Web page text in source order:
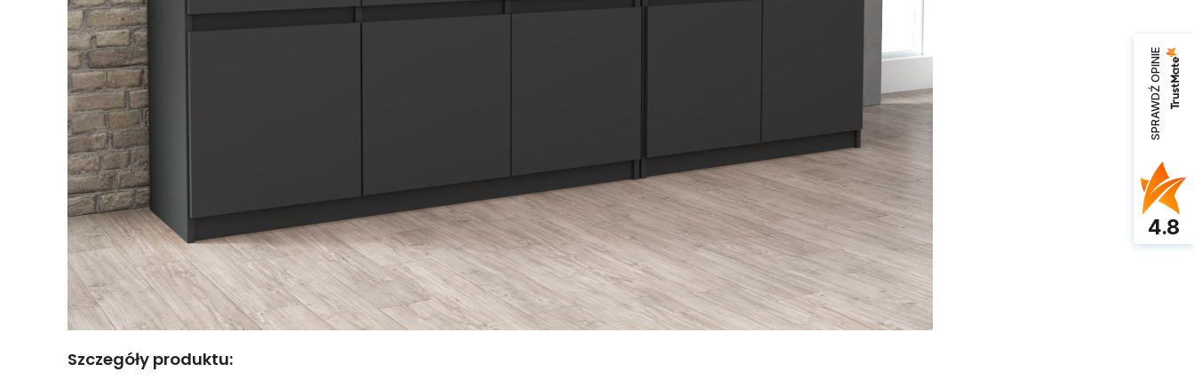
Szczegóły produktu:
SPRAWDŹ OPINIE
4.8